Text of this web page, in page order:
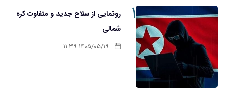
۱
رونمایی از سلاح جدید و متفاوت کره
شمالی
۱۴۰۵/۰۵/۱۹ ۱۱:۳۹